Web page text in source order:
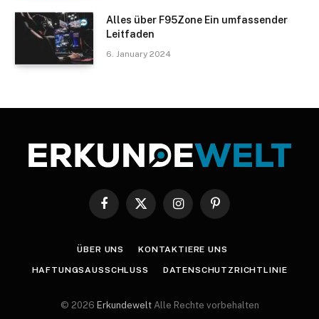
Alles über F95Zone Ein umfassender
Leitfaden
6. January 2024
Facebook
X
InstagramPinterest
ÜBER UNS KONTAKTIERE UNS
HAFTUNGSAUSSCHLUSS DATENSCHUTZRICHTLINIE
© 2026 Erkundewelt Alle Rechte vorbehalten